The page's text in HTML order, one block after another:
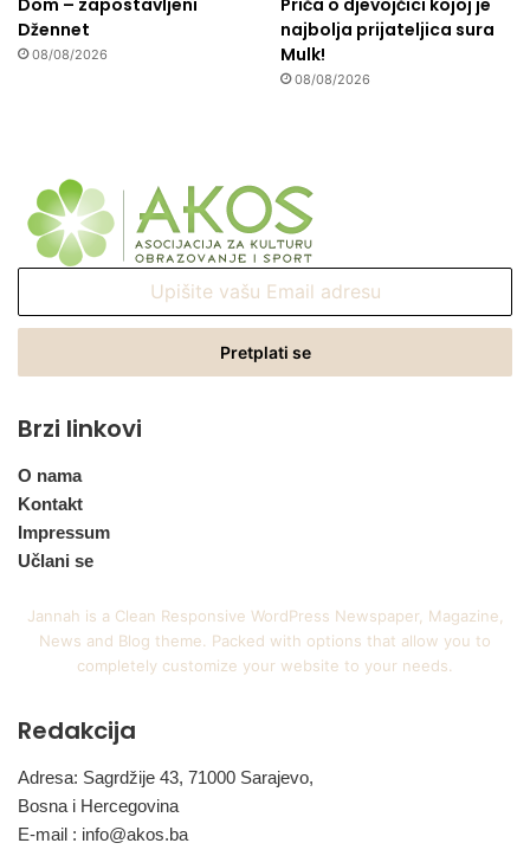
Dom – zapostavljeni
Džennet
08/08/2026
Priča o djevojčici kojoj je
najbolja prijateljica sura
Mulk!
08/08/2026
Email
Brzi linkovi
O nama
Kontakt
Impressum
Učlani se
Jannah is a Clean Responsive WordPress Newspaper, Magazine,
News and Blog theme. Packed with options that allow you to
completely customize your website to your needs.
Redakcija
Adresa: Sagrdžije 43, 71000 Sarajevo,
Bosna i Hercegovina
E-mail : info@akos.ba